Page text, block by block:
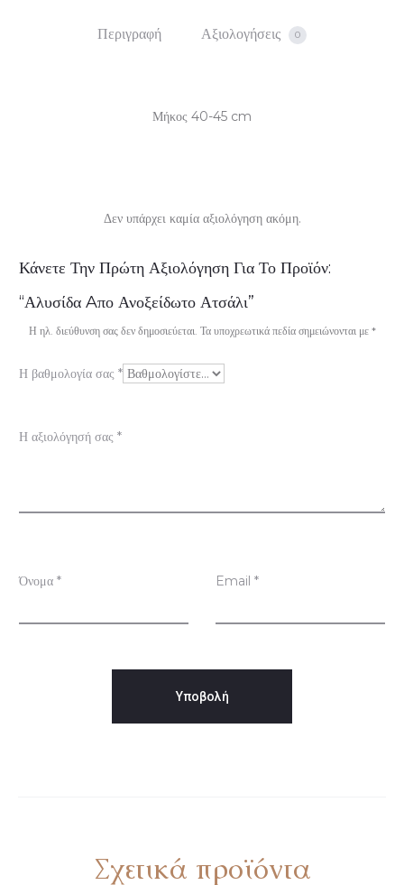
Περιγραφή Αξιολογήσεις 0
Μήκος 40-45 cm
Α
ξ
ο
ο
σ
ι
ς
Δεν υπάρχει καμία αξιολόγηση ακόμη.
Κάνετε Την Πρώτη Αξιολόγηση Για Το Προϊόν:
“Αλυσίδα Aπο Ανοξείδωτο Ατσάλι”
Η ηλ. διεύθυνση σας δεν δημοσιεύεται. Τα υποχρεωτικά πεδία σημειώνονται με *
Η βαθμολογία σας *
Η αξιολόγησή σας *
Όνομα * Email *
Σχετικά προϊόντα